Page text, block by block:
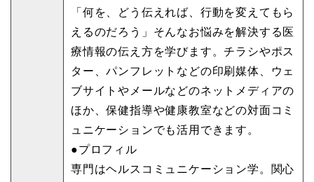
「何を、どう伝えれば、行動を変えてもら
えるのだろう」そんなお悩みを解決する医
療情報の伝え方を学びます。チラシやポス
ター、パンフレットなどの印刷媒体、ウェ
ブサイトやメールなどのネットメディアの
ほか、保健指導や健康教室などの対面コミ
ュニケーションでも活用できます。
●プロフィル
専門はヘルスコミュニケーション学。関心